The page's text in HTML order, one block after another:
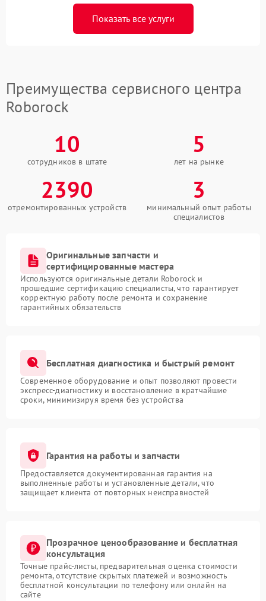
Показать все услуги
Преимущества сервисного центра
Roborock
10
сотрудников в штате
5
лет на рынке
2390
отремонтированных устройств
3
минимальный опыт работы
специалистов
Оригинальные запчасти и
сертифицированные мастера
Используются оригинальные детали Roborock и
прошедшие сертификацию специалисты, что гарантирует
корректную работу после ремонта и сохранение
гарантийных обязательств
Бесплатная диагностика и быстрый ремонт
Современное оборудование и опыт позволяют провести
экспресс-диагностику и восстановление в кратчайшие
сроки, минимизируя время без устройства
Гарантия на работы и запчасти
Предоставляется документированная гарантия на
выполненные работы и установленные детали, что
защищает клиента от повторных неисправностей
Прозрачное ценообразование и бесплатная
консультация
Точные прайс-листы, предварительная оценка стоимости
ремонта, отсутствие скрытых платежей и возможность
бесплатной консультации по телефону или онлайн на
сайте